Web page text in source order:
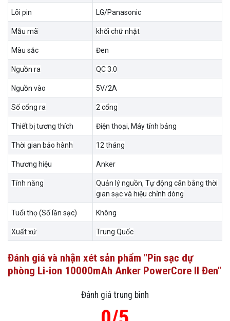
Lõi pin LG/Panasonic
Mẫu mã khối chữ nhật
Màu sắc Đen
Nguồn ra QC 3.0
Nguồn vào 5V/2A
Số cổng ra 2 cổng
Thiết bị tương thích Điện thoại, Máy tính bảng
Thời gian bảo hành 12 tháng
Thương hiệu Anker
Tính năng
Quản lý nguồn, Tự động cân bằng thời
gian sạc và hiệu chỉnh dòng
Tuổi thọ (Số lần sạc) Không
Xuất xứ Trung Quốc
Đánh giá và nhận xét sản phẩm "Pin sạc dự
phòng Li-ion 10000mAh Anker PowerCore II Đen"
Đánh giá trung bình